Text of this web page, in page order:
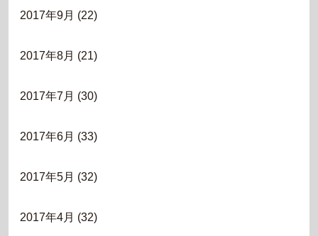
2017年9月 (22)
2017年8月 (21)
2017年7月 (30)
2017年6月 (33)
2017年5月 (32)
2017年4月 (32)